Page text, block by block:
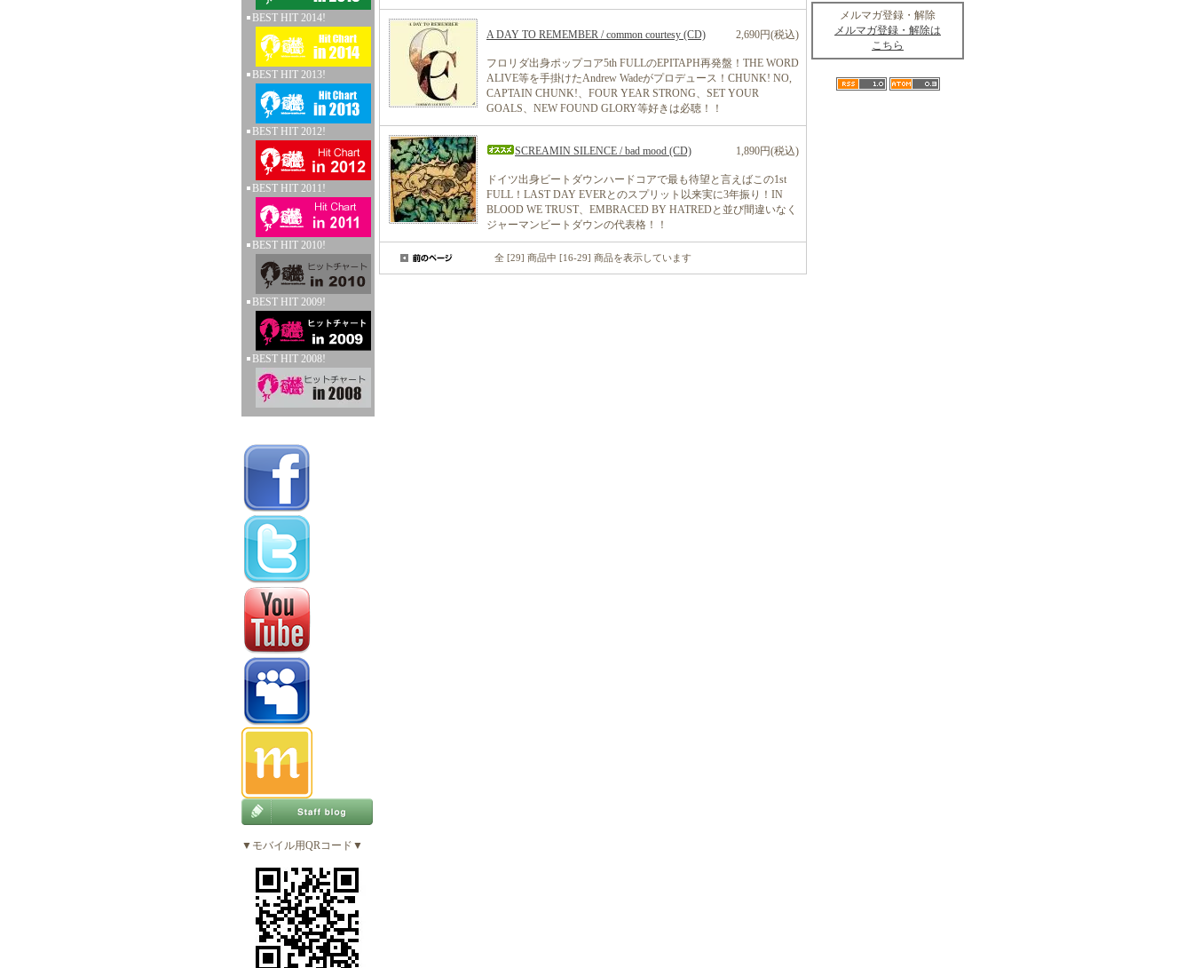
BEST HIT 2014!
BEST HIT 2013!
BEST HIT 2012!
BEST HIT 2011!
BEST HIT 2010!
BEST HIT 2009!
BEST HIT 2008!
▼モバイル用QRコード▼
A DAY TO REMEMBER / common courtesy (CD) 2,690円(税込)
フロリダ出身ポップコア5th FULLのEPITAPH再発盤！THE WORD
ALIVE等を手掛けたAndrew Wadeがプロデュース！CHUNK! NO,
CAPTAIN CHUNK!、FOUR YEAR STRONG、SET YOUR
GOALS、NEW FOUND GLORY等好きは必聴！！
SCREAMIN SILENCE / bad mood (CD) 1,890円(税込)
ドイツ出身ビートダウンハードコアで最も待望と言えばこの1st
FULL！LAST DAY EVERとのスプリット以来実に3年振り！IN
BLOOD WE TRUST、EMBRACED BY HATREDと並び間違いなく
ジャーマンビートダウンの代表格！！
全 [29] 商品中 [16-29] 商品を表示しています
メルマガ登録・解除
メルマガ登録・解除は
こちら